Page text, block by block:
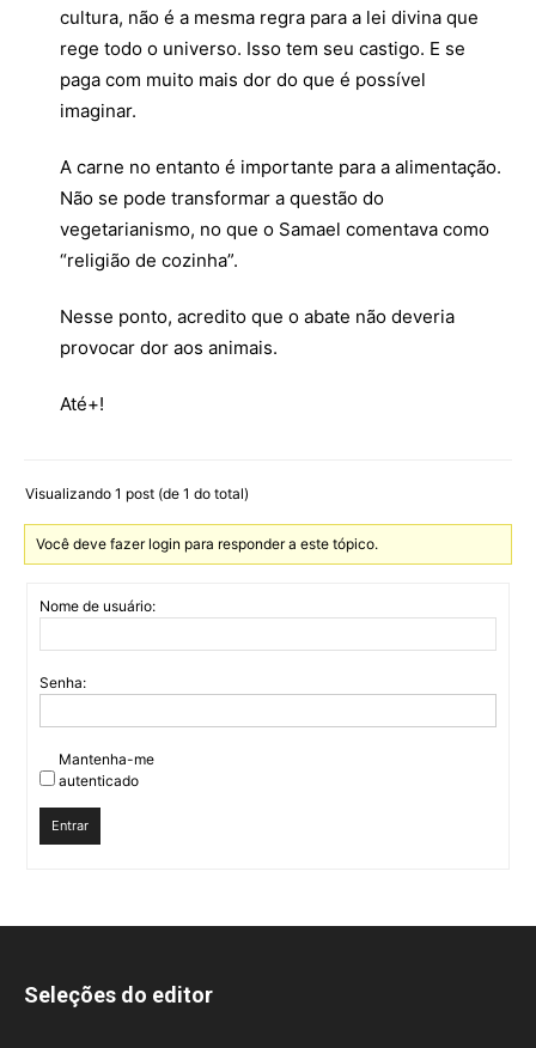
cultura, não é a mesma regra para a lei divina que
rege todo o universo. Isso tem seu castigo. E se
paga com muito mais dor do que é possível
imaginar.
A carne no entanto é importante para a alimentação.
Não se pode transformar a questão do
vegetarianismo, no que o Samael comentava como
“religião de cozinha”.
Nesse ponto, acredito que o abate não deveria
provocar dor aos animais.
Até+!
Visualizando 1 post (de 1 do total)
Você deve fazer login para responder a este tópico.
Nome de usuário:
Senha:
Mantenha-me
autenticado
Entrar
Seleções do editor